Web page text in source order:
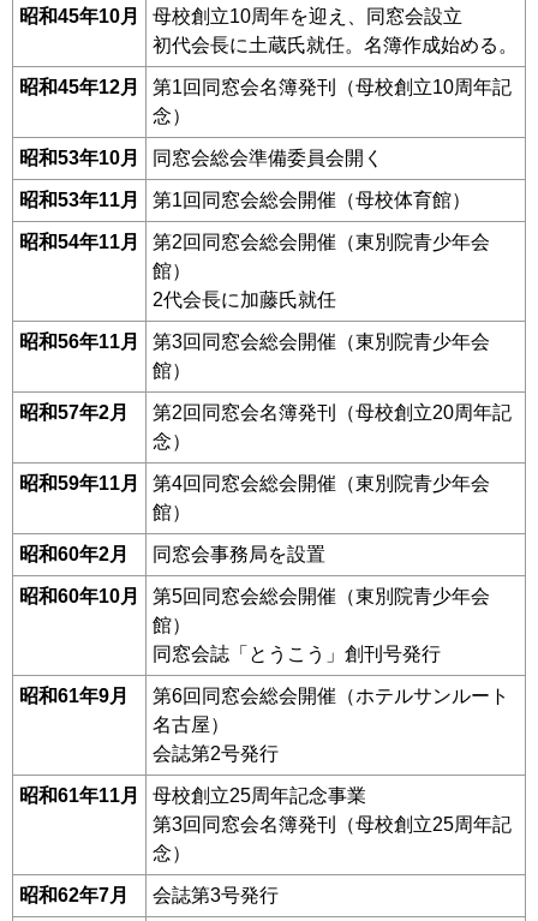
昭和45年10月
母校創立10周年を迎え、同窓会設立
初代会長に土蔵氏就任。名簿作成始める。
昭和45年12月
第1回同窓会名簿発刊（母校創立10周年記
念）
昭和53年10月 同窓会総会準備委員会開く
昭和53年11月 第1回同窓会総会開催（母校体育館）
昭和54年11月
第2回同窓会総会開催（東別院青少年会
館）
2代会長に加藤氏就任
昭和56年11月
第3回同窓会総会開催（東別院青少年会
館）
昭和57年2月
第2回同窓会名簿発刊（母校創立20周年記
念）
昭和59年11月
第4回同窓会総会開催（東別院青少年会
館）
昭和60年2月 同窓会事務局を設置
昭和60年10月
第5回同窓会総会開催（東別院青少年会
館）
同窓会誌「とうこう」創刊号発行
昭和61年9月
第6回同窓会総会開催（ホテルサンルート
名古屋）
会誌第2号発行
昭和61年11月
母校創立25周年記念事業
第3回同窓会名簿発刊（母校創立25周年記
念）
昭和62年7月 会誌第3号発行